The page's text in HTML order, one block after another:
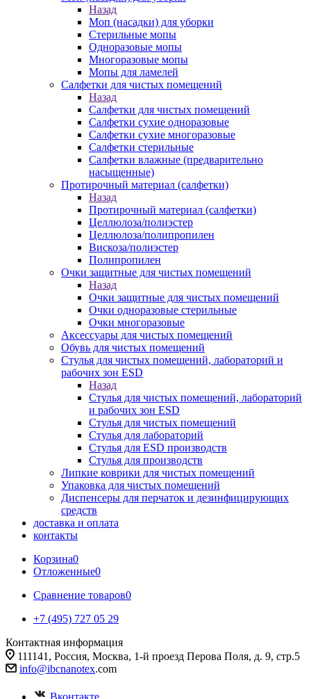
Назад
Моп (насадки) для уборки
Стерильные мопы
Одноразовые мопы
Многоразовые мопы
Мопы для ламелей
Салфетки для чистых помещений
Назад
Салфетки для чистых помещений
Салфетки сухие одноразовые
Салфетки сухие многоразовые
Салфетки стерильные
Салфетки влажные (предварительно
насыщенные)
Протирочный материал (салфетки)
Назад
Протирочный материал (салфетки)
Целлюлоза/полиэстер
Целлюлоза/полипропилен
Вискоза/полиэстер
Полипропилен
Очки защитные для чистых помещений
Назад
Очки защитные для чистых помещений
Очки одноразовые стерильные
Очки многоразовые
Аксессуары для чистых помещений
Обувь для чистых помещений
Стулья для чистых помещений, лабораторий и
рабочих зон ESD
Назад
Стулья для чистых помещений, лабораторий
и рабочих зон ESD
Стулья для чистых помещений
Стулья для лабораторий
Стулья для ESD производств
Стулья для производств
Липкие коврики для чистых помещений
Упаковка для чистых помещений
Диспенсеры для перчаток и дезинфицирующих
средств
доставка и оплата
контакты
Корзина0
Отложенные0
Сравнение товаров0
+7 (495) 727 05 29
Контактная информация
111141, Россия, Москва, 1-й проезд Перова Поля, д. 9, стр.5
info@ibcnanotex.com
Вконтакте